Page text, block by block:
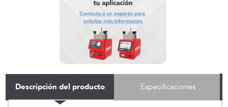
Descripción del producto Especificaciones